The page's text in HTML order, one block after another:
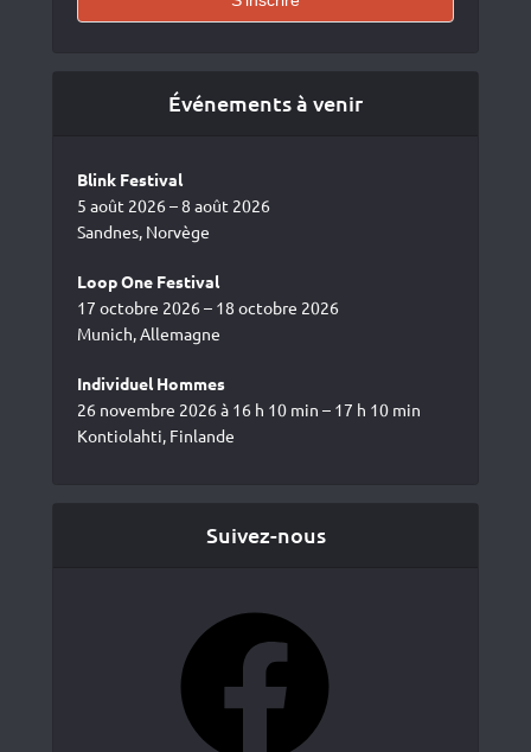
Événements à venir
Blink Festival
5 août 2026 – 8 août 2026
Sandnes, Norvège
Loop One Festival
17 octobre 2026 – 18 octobre 2026
Munich, Allemagne
Individuel Hommes
26 novembre 2026 à 16 h 10 min – 17 h 10 min
Kontiolahti, Finlande
Suivez-nous